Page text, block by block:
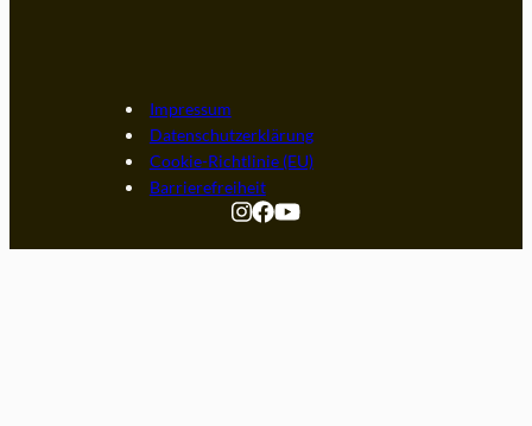
Impressum
Datenschutzerklärung
Cookie-Richtlinie (EU)
Barrierefreiheit